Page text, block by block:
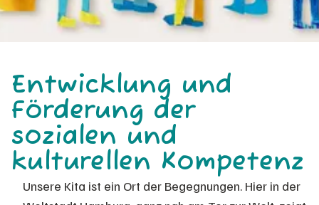
Entwicklung und
Förderung der
sozialen und
kulturellen Kompetenz
Unsere Kita ist ein Ort der Begegnungen. Hier in der